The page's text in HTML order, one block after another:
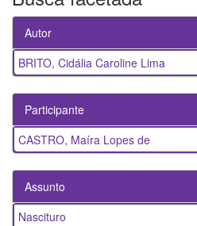
Autor
BRITO, Cidália Caroline Lima
Participante
CASTRO, Maíra Lopes de
Assunto
Nascituro